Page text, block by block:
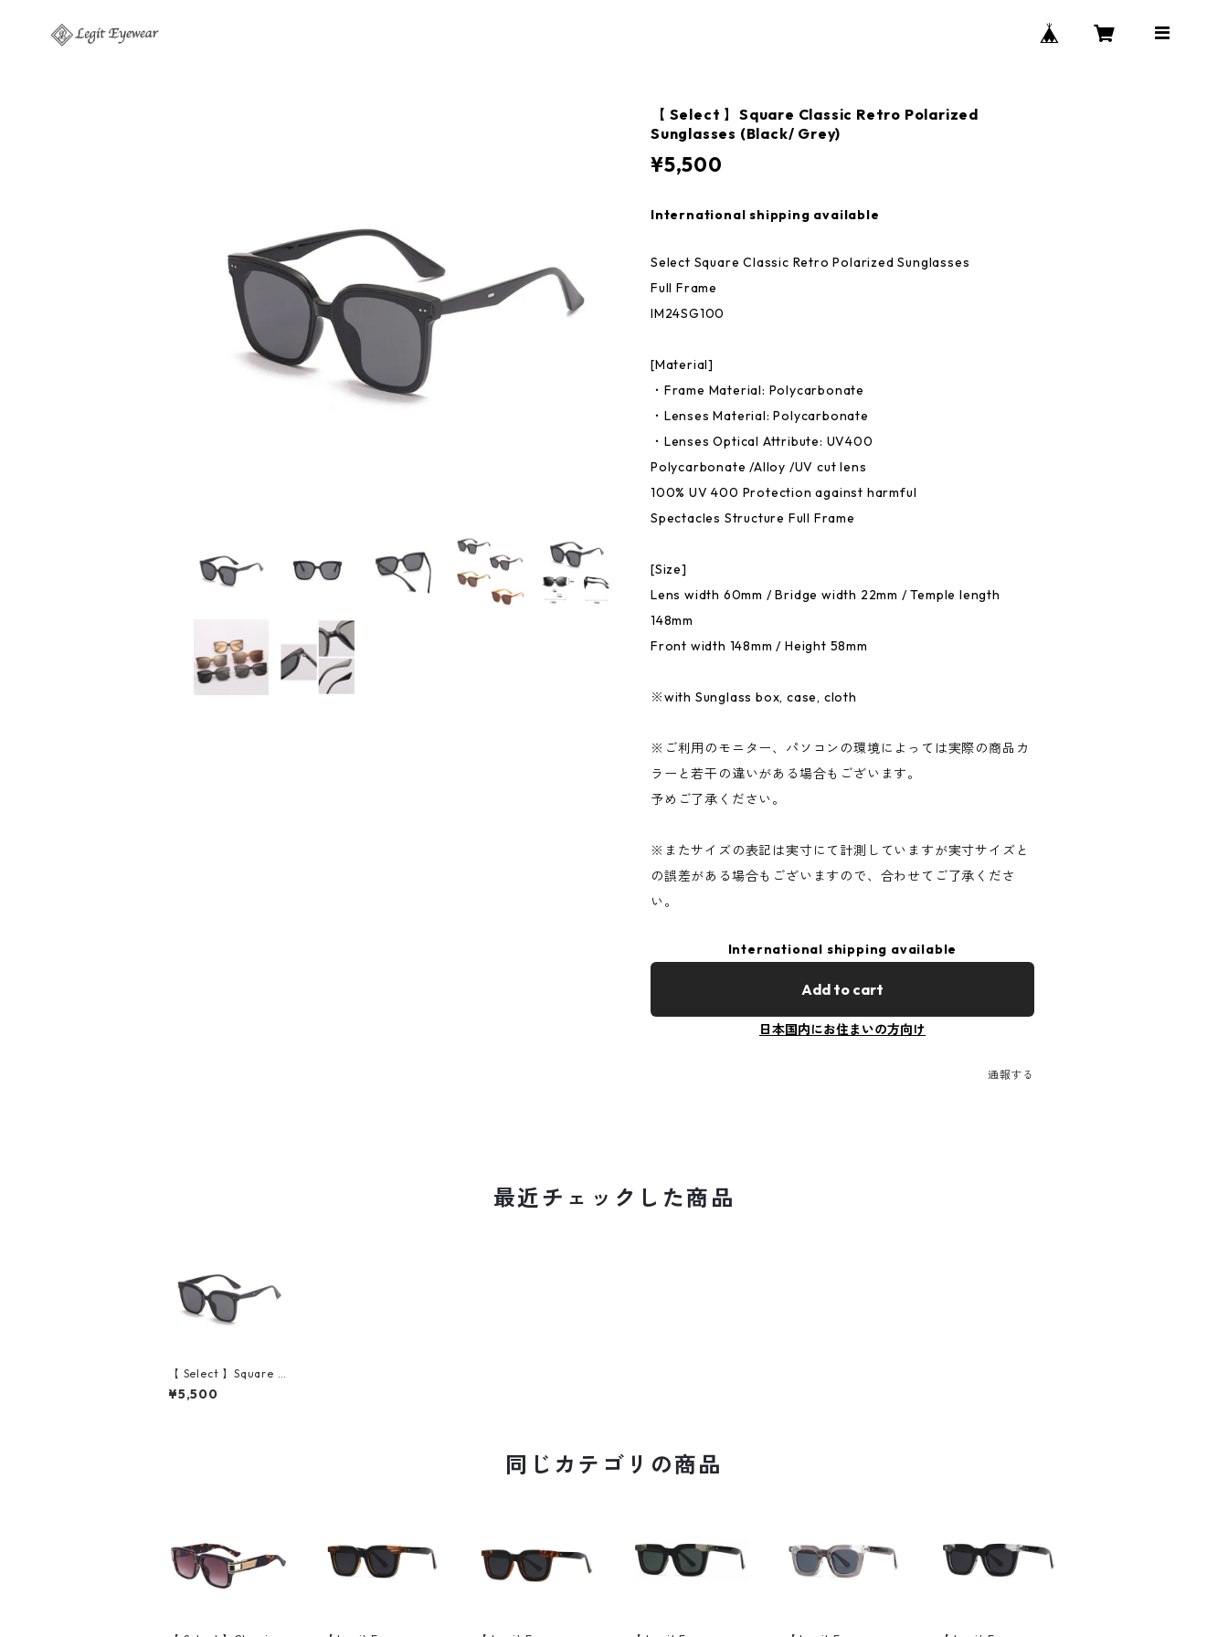
【 Select 】Square Classic Retro Polarized
Sunglasses (Black/ Grey)
¥5,500
International shipping available
Select Square Classic Retro Polarized Sunglasses
Full Frame
IM24SG100
[Material]
・Frame Material: Polycarbonate
・Lenses Material: Polycarbonate
・Lenses Optical Attribute: UV400
Polycarbonate /Alloy /UV cut lens
100% UV 400 Protection against harmful
Spectacles Structure Full Frame
[Size]
Lens width 60mm / Bridge width 22mm / Temple length
148mm
Front width 148mm / Height 58mm
※with Sunglass box, case, cloth
※ご利用のモニター、パソコンの環境によっては実際の商品カ
ラーと若干の違いがある場合もございます。
予めご了承ください。
※またサイズの表記は実寸にて計測していますが実寸サイズと
の誤差がある場合もございますので、合わせてご了承くださ
い。
International shipping available
Add to cart
日本国内にお住まいの方向け
通報する
最近チェックした商品
【 Select 】Square Cl
assic Retro Polarize
d Sunglasses (Black/
¥5,500
同じカテゴリの商品